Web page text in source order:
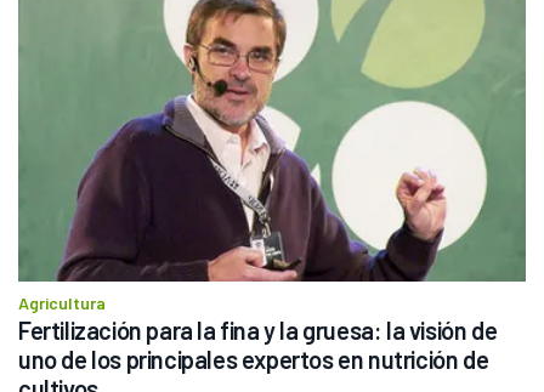
Agricultura
Fertilización para la fina y la gruesa: la visión de
uno de los principales expertos en nutrición de